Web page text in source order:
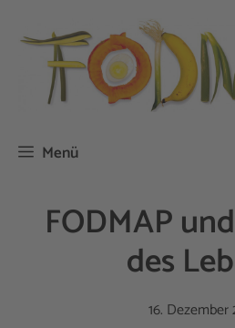
Inhalt
springen
Menü
FODMAP
des
16. Dezember